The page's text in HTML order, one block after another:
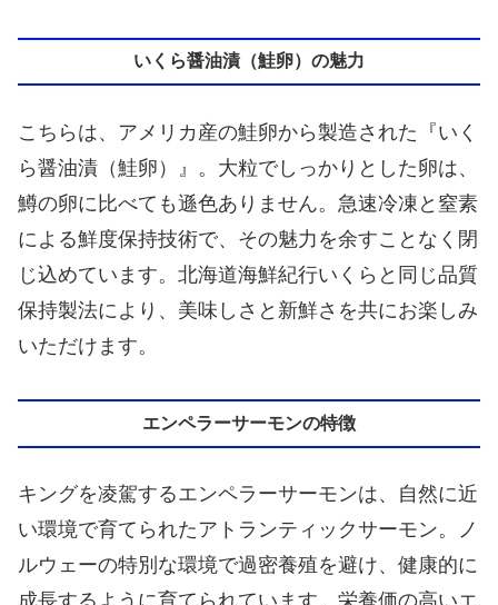
いくら醤油漬（鮭卵）の魅力
こちらは、アメリカ産の鮭卵から製造された『いく
ら醤油漬（鮭卵）』。大粒でしっかりとした卵は、
鱒の卵に比べても遜色ありません。急速冷凍と窒素
による鮮度保持技術で、その魅力を余すことなく閉
じ込めています。北海道海鮮紀行いくらと同じ品質
保持製法により、美味しさと新鮮さを共にお楽しみ
いただけます。
エンペラーサーモンの特徴
キングを凌駕するエンペラーサーモンは、自然に近
い環境で育てられたアトランティックサーモン。ノ
ルウェーの特別な環境で過密養殖を避け、健康的に